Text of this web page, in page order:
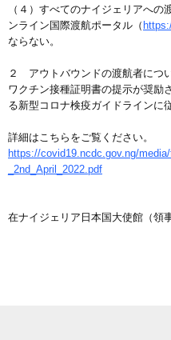
（４）すべてのナイジェリアへ
ンライン国際渡航ポータル（
ならない。
２ アウトバウンドの渡航者につ
ワクチン接種証明書の提示が奨励
る新型コロナ検疫ガイドラインに
詳細はこちらをご覧ください。
https://covid19.ncdc.gov.ng/
_2nd_April_2022.pdf
在ナイジェリア日本国大使館（領